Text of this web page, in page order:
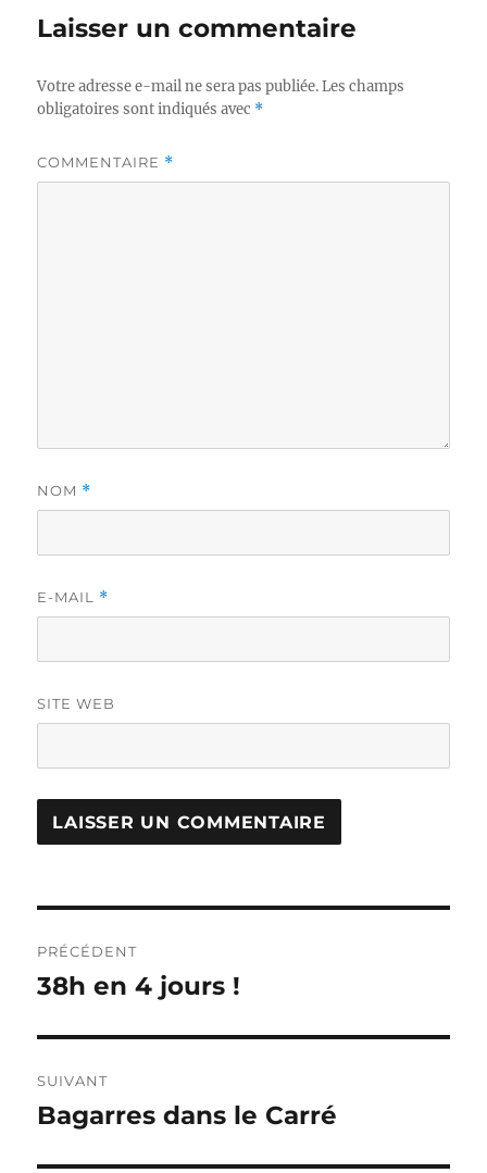
Laisser un commentaire
Votre adresse e-mail ne sera pas publiée. Les champs
obligatoires sont indiqués avec *
COMMENTAIRE *
NOM *
E-MAIL *
SITE WEB
de
PRÉCÉDENT
Publication
38h en 4 jours !
SUIVANT
Publication
Bagarres dans le Carré